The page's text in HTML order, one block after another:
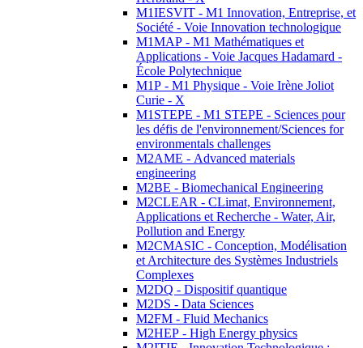
M1IESVIT - M1 Innovation, Entreprise, et
Société - Voie Innovation technologique
M1MAP - M1 Mathématiques et
Applications - Voie Jacques Hadamard -
École Polytechnique
M1P - M1 Physique - Voie Irène Joliot
Curie - X
M1STEPE - M1 STEPE - Sciences pour
les défis de l'environnement/Sciences for
environmentals challenges
M2AME - Advanced materials
engineering
M2BE - Biomechanical Engineering
M2CLEAR - CLimat, Environnement,
Applications et Recherche - Water, Air,
Pollution and Energy
M2CMASIC - Conception, Modélisation
et Architecture des Systèmes Industriels
Complexes
M2DQ - Dispositif quantique
M2DS - Data Sciences
M2FM - Fluid Mechanics
M2HEP - High Energy physics